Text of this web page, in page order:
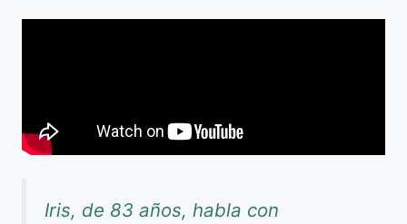
Iris, de 83 años, habla con